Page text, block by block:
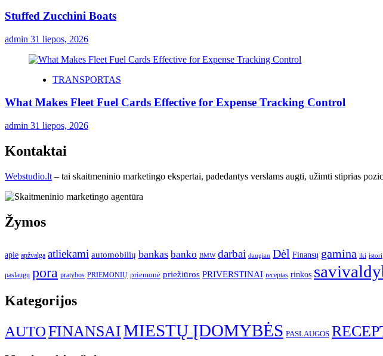
Stuffed Zucchini Boats
admin 31 liepos, 2026
TRANSPORTAS
What Makes Fleet Fuel Cards Effective for Expense Tracking Control
admin 31 liepos, 2026
Kontaktai
Webstudio.lt – tai skaitmeninio marketingo ekspertai, padedantys verslams augti, užimti stiprias
Žymos
apie apžvalga atliekami automobilių bankas banko BMW darbai daugiau Dėl Finansų gamina iki
paslaugų pora pratybos PRIEMONIŲ priemonė priežiūros PRIVERSTINAI receptas rinkos
Kategorijos
AUTOFINANSAIMIESTŲ ĮDOMYBĖS PASLAUGOS